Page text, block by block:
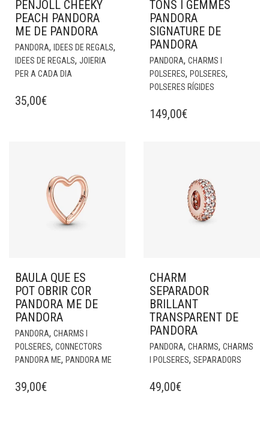
PENJOLL CHEEKY
PEACH PANDORA
ME DE PANDORA
PANDORA, IDEES DE REGALS,
IDEES DE REGALS, JOIERIA
PER A CADA DIA
35,00€
TONS I GEMMES
PANDORA
SIGNATURE DE
PANDORA
PANDORA, CHARMS I
POLSERES, POLSERES,
POLSERES RÍGIDES
149,00€
BAULA QUE ES
POT OBRIR COR
PANDORA ME DE
PANDORA
PANDORA, CHARMS I
POLSERES, CONNECTORS
PANDORA ME, PANDORA ME
39,00€
CHARM
SEPARADOR
BRILLANT
TRANSPARENT DE
PANDORA
PANDORA, CHARMS, CHARMS
I POLSERES, SEPARADORS
49,00€